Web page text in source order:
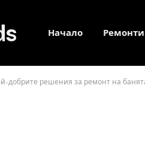
Начало Ремонти
добрите решения за ремонт на